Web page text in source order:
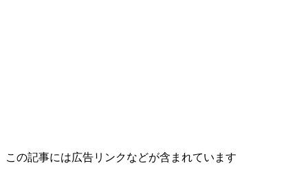
この記事には広告リンクなどが含まれています